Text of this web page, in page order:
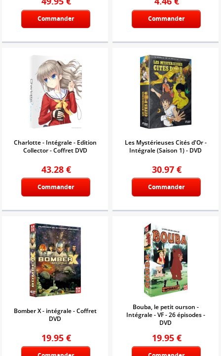
Commander Commander
Charlotte - Intégrale - Edition
Collector - Coffret DVD
43.28 €
Commander
Les Mystérieuses Cités d'Or -
Intégrale (Saison 1) - DVD
30.97 €
Commander
Bomber X - intégrale - Coffret
DVD
19.95 €
Bouba, le petit ourson -
Intégrale - VF - 26 épisodes -
DVD
19.95 €